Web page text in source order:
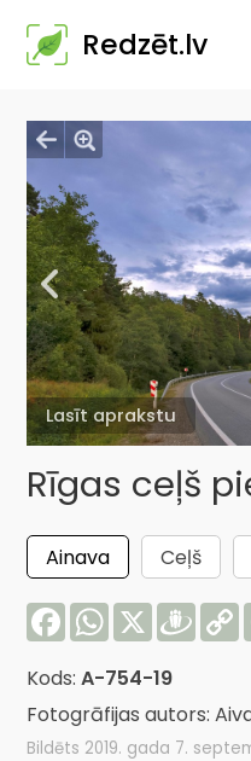
Redzēt.lv
Lasīt aprakstu
Rīgas ceļš
Ainava Ceļš
FacebookWhatsApp
X
Kods:A-754-19
Fotogrāfijas autors:
Bildēts 2019. gada 7.